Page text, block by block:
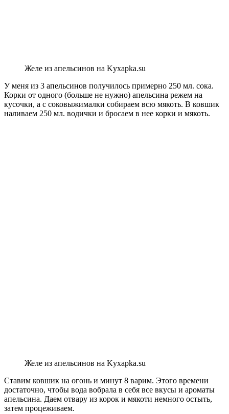
Желе из апельсинов на Kyxapka.su
У меня из 3 апельсинов получилось примерно 250 мл. сока.
Корки от одного (больше не нужно) апельсина режем на
кусочки, а с соковыжималки собираем всю мякоть. В ковшик
наливаем 250 мл. водички и бросаем в нее корки и мякоть.
Желе из апельсинов на Kyxapka.su
Ставим ковшик на огонь и минут 8 варим. Этого времени
достаточно, чтобы вода вобрала в себя все вкусы и ароматы
апельсина. Даем отвару из корок и мякоти немного остыть,
затем процеживаем.